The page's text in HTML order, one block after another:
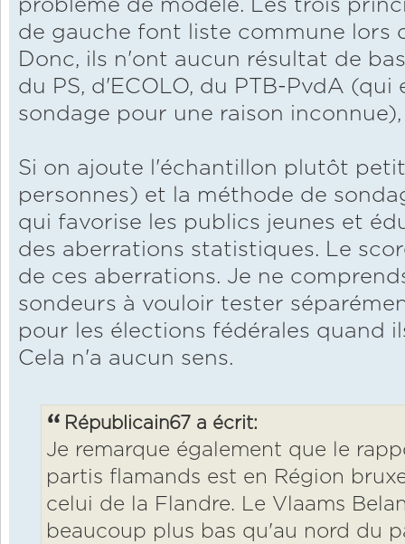
problème de modèle. Les trois
de gauche font liste commune lors
Donc, ils n'ont aucun résultat de
du PS, d'ECOLO, du PTB-PvdA
sondage pour une raison
Si on ajoute l'échantillon plutôt
personnes) et la méthode de
qui favorise les publics jeunes et
des aberrations statistiques. Le
de ces aberrations. Je ne
sondeurs à vouloir tester
pour les élections fédérales quand
Cela n'a aucun sens.
Républicain67 a écrit:
Je remarque également que le
partis flamands est en Région
celui de la Flandre. Le Vlaams
beaucoup plus bas qu'au nord du